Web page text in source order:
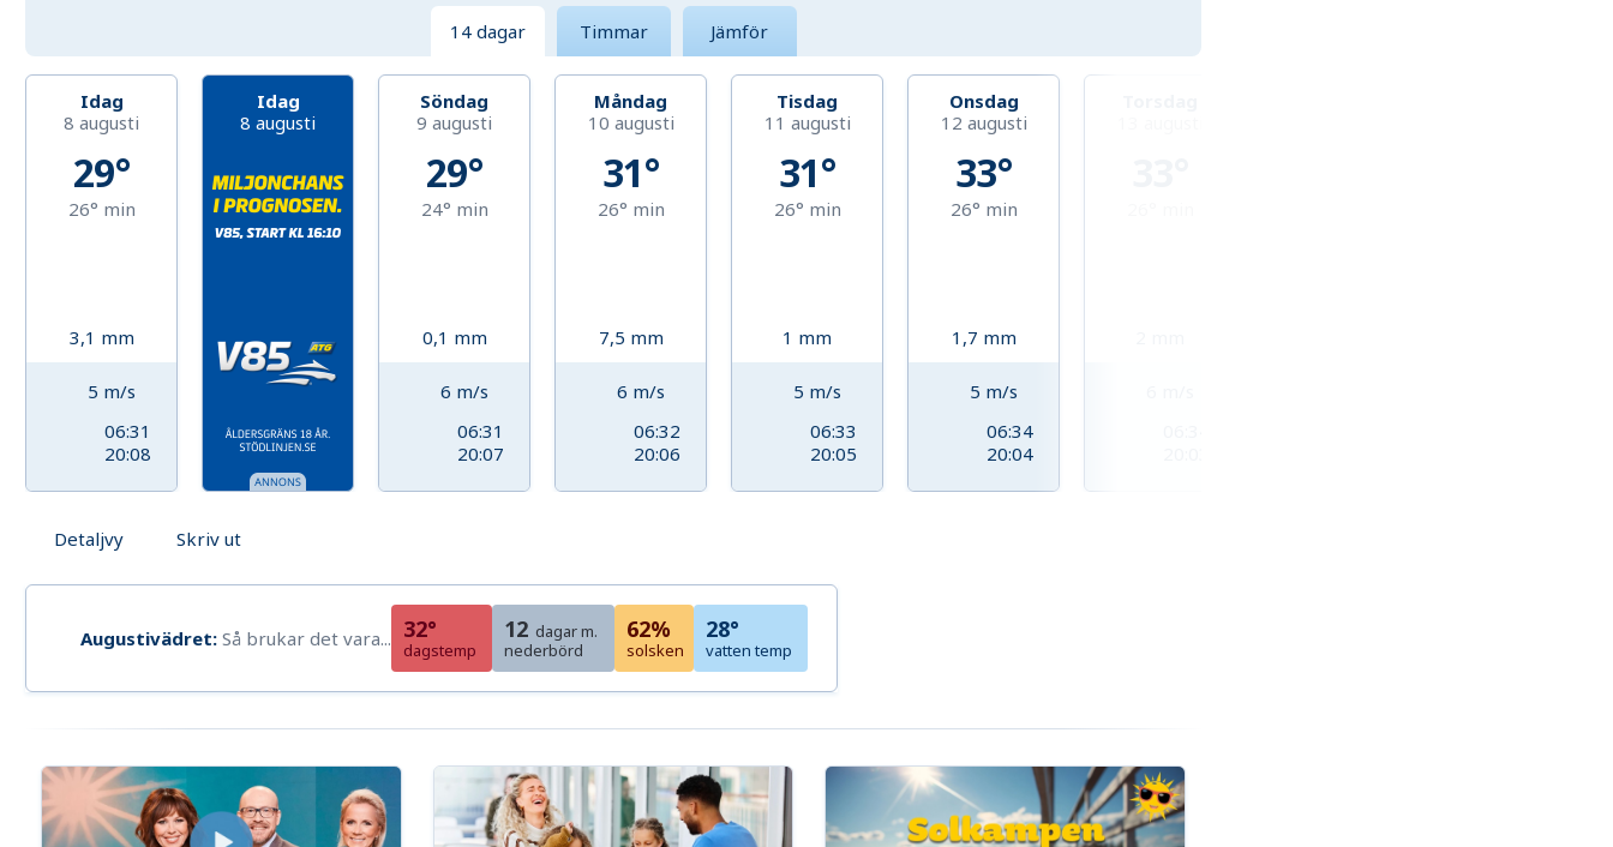
14 dagar Timmar Jämför
Idag
8 augusti
29°
26° min
3,1 mm
5 m/s
06:31
20:08
Idag
8 augusti
Söndag
9 augusti
29°
24° min
0,1 mm
6 m/s
06:31
20:07
Måndag
10 augusti
31°
26° min
7,5 mm
6 m/s
06:32
20:06
Tisdag
11 augusti
31°
26° min
1 mm
5 m/s
06:33
20:05
Onsdag
12 augusti
33°
26° min
1,7 mm
5 m/s
06:34
20:04
Detaljvy Skriv ut
Augustivädret: Så brukar det vara... 32°
dagstemp
12 dagar m.
nederbörd
62%
solsken
28°
vatten temp